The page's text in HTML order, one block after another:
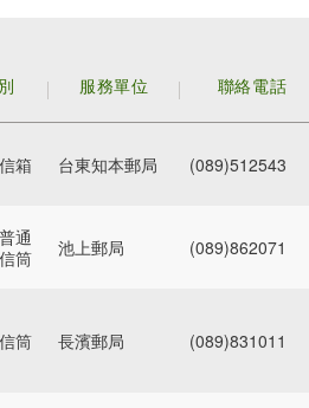
服務單位 聯絡電話
箱 台東知本郵局 (089)512543
通
筒
池上郵局 (089)862071
筒 長濱郵局 (089)831011